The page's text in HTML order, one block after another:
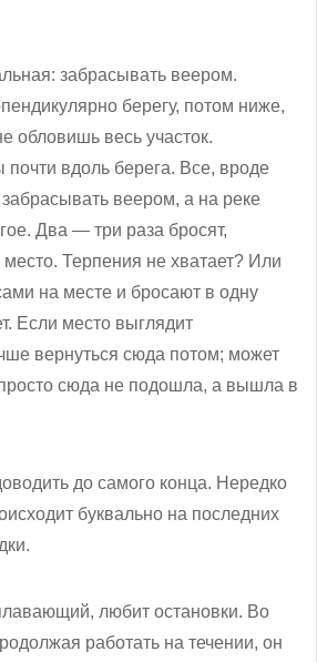
забрасывать веером.
берегу, потом ниже,
обловишь весь участок.
почти вдоль берега. Все, вроде
веером, а на реке
Два — три раза бросят,
место. Терпения не хватает? Или
на месте и бросают в одну
Если место выглядит
вернуться сюда потом; может
сюда не подошла, а вышла в
до самого конца. Нередко
буквально на последних
любит остановки. Во
работать на течении, он